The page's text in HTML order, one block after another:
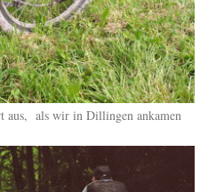
aus, als wir in Dillingen ankamen